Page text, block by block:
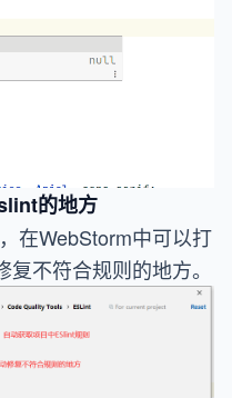
的地方
在WebStorm中可以打
不符合规则的地方。